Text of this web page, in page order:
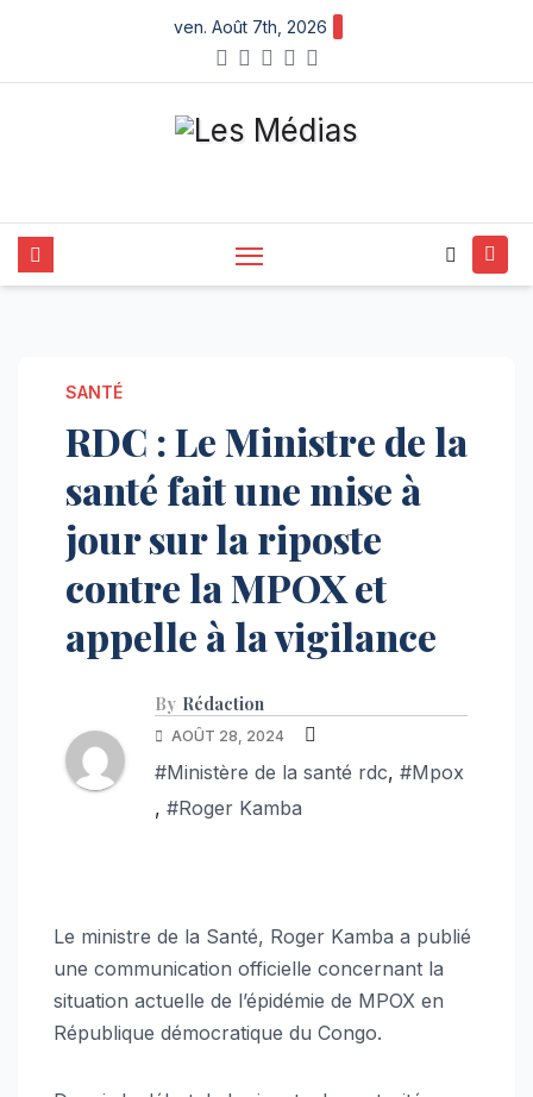
content
ven. Août 7th, 2026
SANTÉ
RDC : Le Ministre de la
santé fait une mise à
jour sur la riposte
contre la MPOX et
appelle à la vigilance
By Rédaction
AOÛT 28, 2024
#Ministère de la santé rdc, #Mpox
, #Roger Kamba
Le ministre de la Santé, Roger Kamba a publié
une communication officielle concernant la
situation actuelle de l’épidémie de MPOX en
République démocratique du Congo.